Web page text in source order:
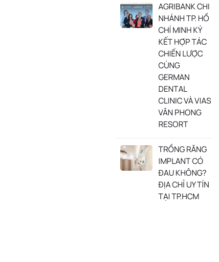
AGRIBANK CHI
NHÁNH TP. HỒ
CHÍ MINH KÝ
KẾT HỢP TÁC
CHIẾN LƯỢC
CÙNG
GERMAN
DENTAL
CLINIC VÀ VIAS
VÂN PHONG
RESORT
TRỒNG RĂNG
IMPLANT CÓ
ĐAU KHÔNG?
ĐỊA CHỈ UY TÍN
TẠI TP.HCM